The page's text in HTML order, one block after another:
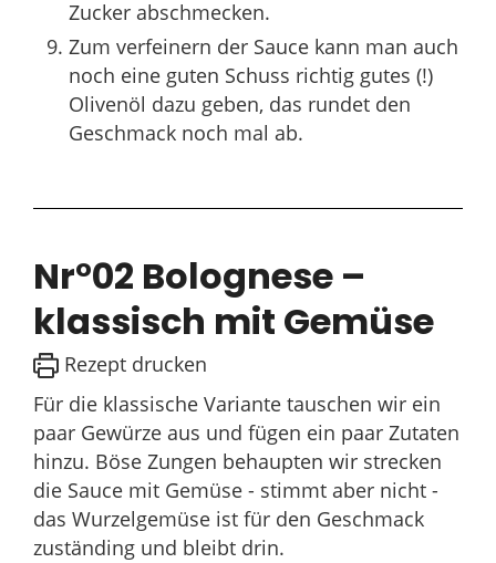
Zucker abschmecken.
Zum verfeinern der Sauce kann man auch
noch eine guten Schuss richtig gutes (!)
Olivenöl dazu geben, das rundet den
Geschmack noch mal ab.
Nr°02 Bolognese –
klassisch mit Gemüse
Rezept drucken
Für die klassische Variante tauschen wir ein
paar Gewürze aus und fügen ein paar Zutaten
hinzu. Böse Zungen behaupten wir strecken
die Sauce mit Gemüse - stimmt aber nicht -
das Wurzelgemüse ist für den Geschmack
zuständing und bleibt drin.